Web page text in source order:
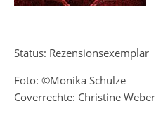
Status: Rezensionsexemplar
Foto: ©Monika Schulze
Coverrechte: Christine Weber